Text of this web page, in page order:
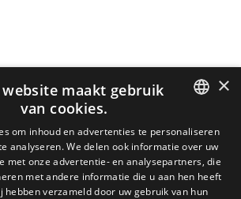
DUTCH
FRENCH
×
website maakt gebruik
van cookies.
om inhoud en advertenties te personaliseren
analyseren. We delen ook informatie over uw
met onze advertentie- en analysepartners, die
met andere informatie die u aan hen heeft
hebben verzameld door uw gebruik van hun